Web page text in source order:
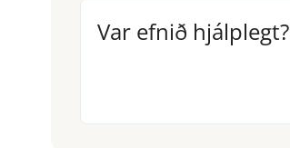
Var efnið hjálplegt?
Var efnið hjálplegt?